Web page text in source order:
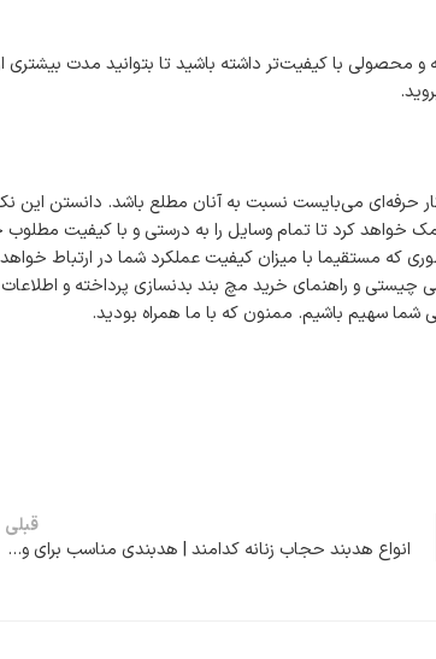
با کیفیت‌تر داشته باشید تا بتوانید مدت بیشتری
حرفه‌ای می‌بایست نسبت به آنان مطلع باشد. دانستن این
خواهد کرد تا تمام وسایل را به درستی و با کیفیت مطلوب
که مستقیما با میزان کیفیت عملکرد شما در ارتباط خواهد
چیستی و راهنمای خرید مچ بند بدنسازی پرداخته و
شما سهیم باشیم. ممنون که با ما همراه بودید.
قبلی
انواع هدبند حجاب زنانه کدامند | هدبندی مناسب برای ورزش